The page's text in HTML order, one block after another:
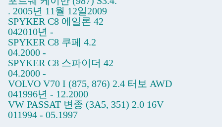
. 2005년 11월 12일2009
SPYKER C8 에일론 42
042010년 -
SPYKER C8 쿠페 4.2
04.2000 -
SPYKER C8 스파이더 42
04.2000 -
VOLVO V70 I (875, 876) 2.4 터보 AWD
041996년 - 12.2000
VW PASSAT 변종 (3A5, 351) 2.0 16V
011994 - 05.1997